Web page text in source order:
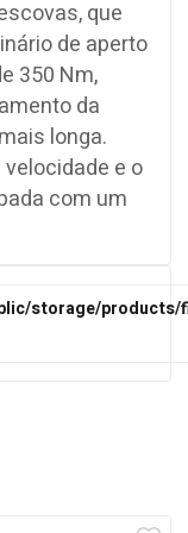
que
de aperto
350 Nm,
da
longa.
e o
com um
storage/products/